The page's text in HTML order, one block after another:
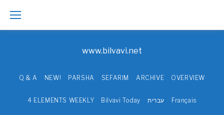
Skip
to
www.bilvavi.net
Q & A NEW! PARSHA SEFARIM ARCHIVE OVERVIEW
4 ELEMENTS WEEKLY Bilvavi Today עברית Français